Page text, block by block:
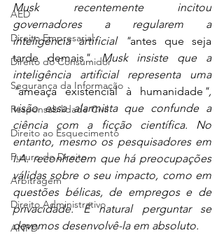
AED
Direito Empresarial
Direito do Consumidor
Segurança da Informação
Responsabilidade Civil
Direito ao Esquecimento
Futuro do Direito
Arbitragem
Direito Administrativo
ANPD
Musk recentemente incitou
governadores a regularem a
inteligência artificial "antes que seja
tarde demais". Musk insiste que a
inteligência artificial representa uma
"ameaça existencial à humanidade ",
visão essa alarmista que confunde a
ciência com a ficção científica. No
entanto, mesmo os pesquisadores em
I.A. reconhecem que há preocupações
válidas sobre o seu impacto, como em
questões bélicas, de empregos e de
privacidade. É natural perguntar se
devemos desenvolvê-la em absoluto.